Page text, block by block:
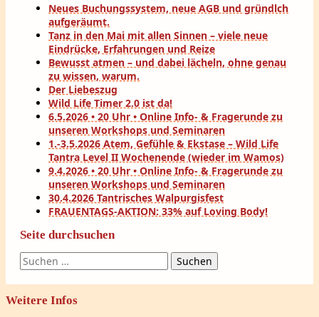
Neues Buchungssystem, neue AGB und gründlch
aufgeräumt.
Tanz in den Mai mit allen Sinnen – viele neue
Eindrücke, Erfahrungen und Reize
Bewusst atmen – und dabei lächeln, ohne genau
zu wissen, warum.
Der Liebeszug
Wild Life Timer 2.0 ist da!
6.5.2026 • 20 Uhr • Online Info- & Fragerunde zu
unseren Workshops und Seminaren
1.-3.5.2026 Atem, Gefühle & Ekstase – Wild Life
Tantra Level II Wochenende (wieder im Wamos)
9.4.2026 • 20 Uhr • Online Info- & Fragerunde zu
unseren Workshops und Seminaren
30.4.2026 Tantrisches Walpurgisfest
FRAUENTAGS-AKTION: 33% auf Loving Body!
Seite durchsuchen
Suchen
nach:
Weitere Infos